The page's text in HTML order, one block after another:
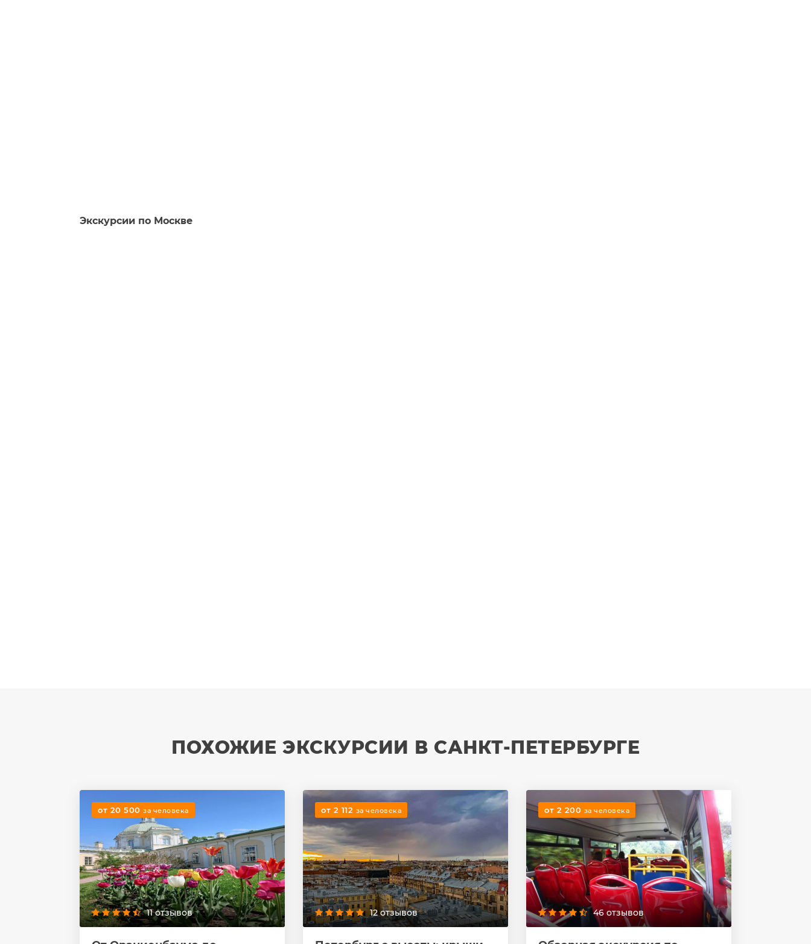
Экскурсии по Москве
ПОХОЖИЕ ЭКСКУРСИИ В САНКТ-ПЕТЕРБУРГЕ
от 20 500 за человека
11 отзывов
от 2 112 за человека
12 отзывов
от 2 200 за человека
46 отзывов